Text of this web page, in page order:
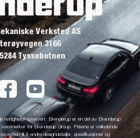
Verksted AS
3166
Tyssebotnen
rettigheter reservert. Brenderup er en del av Brenderup
for Brenderup Group. Prisene er veiledende
retten til å endre designdetaljer, spesifikasjoner og